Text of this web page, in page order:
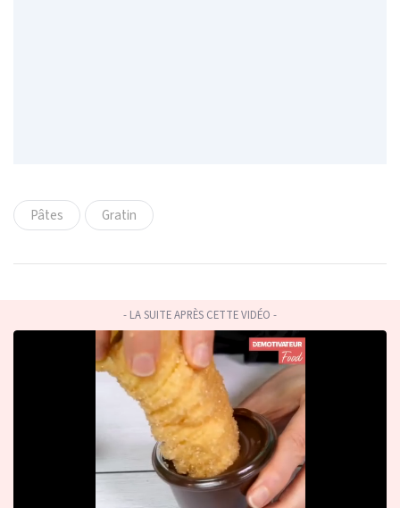
Pâtes Gratin
- LA SUITE APRÈS CETTE VIDÉO -